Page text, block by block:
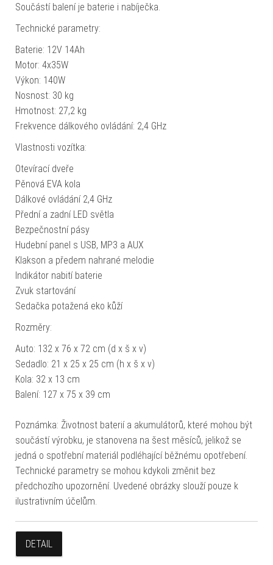
Součástí balení je baterie i nabíječka.
Technické parametry:
Baterie: 12V 14Ah
Motor: 4x35W
Výkon: 140W
Nosnost: 30 kg
Hmotnost: 27,2 kg
Frekvence dálkového ovládání: 2,4 GHz
Vlastnosti vozítka:
Otevírací dveře
Pěnová EVA kola
Dálkové ovládání 2,4 GHz
Přední a zadní LED světla
Bezpečnostní pásy
Hudební panel s USB, MP3 a AUX
Klakson a předem nahrané melodie
Indikátor nabití baterie
Zvuk startování
Sedačka potažená eko kůží
Rozměry:
Auto: 132 x 76 x 72 cm (d x š x v)
Sedadlo: 21 x 25 x 25 cm (h x š x v)
Kola: 32 x 13 cm
Balení: 127 x 75 x 39 cm
Poznámka: Životnost baterií a akumulátorů, které mohou být
součástí výrobku, je stanovena na šest měsíců, jelikož se
jedná o spotřební materiál podléhající běžnému opotřebení.
Technické parametry se mohou kdykoli změnit bez
předchozího upozornění. Uvedené obrázky slouží pouze k
ilustrativním účelům.
DETAIL